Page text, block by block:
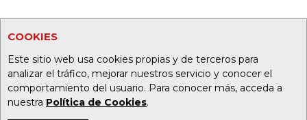
COOKIES
Este sitio web usa cookies propias y de terceros para
analizar el tráfico, mejorar nuestros servicio y conocer el
comportamiento del usuario. Para conocer más, acceda a
nuestra Política de Cookies.